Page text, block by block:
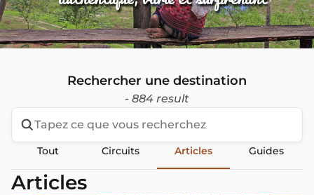
Rechercher une destination
- 884 result
Tout Circuits Articles Guides
Articles